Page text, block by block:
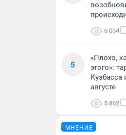
6 034
5
«Плохо,
этого»:
Кузбасса
августе
5 862
МНЕНИЕ